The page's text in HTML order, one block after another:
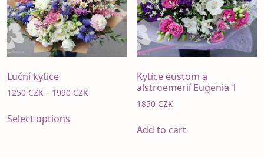
Luční kytice
1250 CZK – 1990 CZKPrice
Select options
Kytice eustom a
alstroemerií Eugenia 1
1850 CZK
Add to cart